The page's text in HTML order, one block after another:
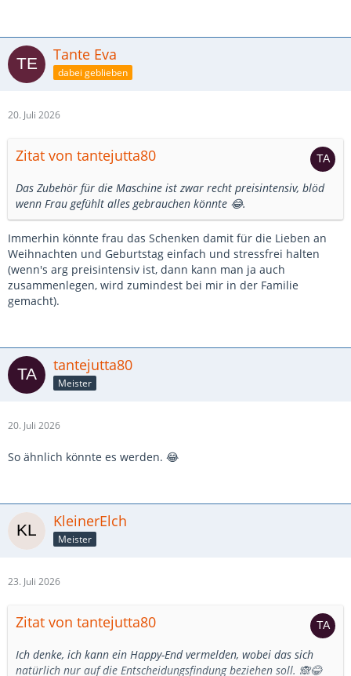
Tante Eva
dabei geblieben
20. Juli 2026
Zitat von tantejutta80
Das Zubehör für die Maschine ist zwar recht preisintensiv, blöd
wenn Frau gefühlt alles gebrauchen könnte 😂.
Immerhin könnte frau das Schenken damit für die Lieben an
Weihnachten und Geburtstag einfach und stressfrei halten
(wenn's arg preisintensiv ist, dann kann man ja auch
zusammenlegen, wird zumindest bei mir in der Familie
gemacht).
tantejutta80
Meister
20. Juli 2026
So ähnlich könnte es werden. 😂
KleinerElch
Meister
23. Juli 2026
Zitat von tantejutta80
Ich denke, ich kann ein Happy-End vermelden, wobei das sich
natürlich nur auf die Entscheidungsfindung beziehen soll. 🙈😂